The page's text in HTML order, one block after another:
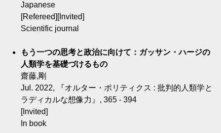
Japanese
[Refereed][Invited]
Scientific journal
もう一つの思考と政治に向けて：ガッサン・ハージの
人類学を基礎づけるもの
齋藤,剛
Jul. 2022, 『オルター・ポリティクス : 批判的人類学と
ラディカルな想像力』, 365 - 394
[Invited]
In book